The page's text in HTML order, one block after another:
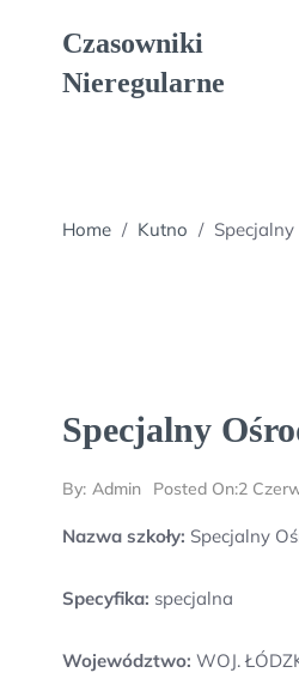
Czasowniki
Nieregularne
Home / Kutno /
Specjalny
By: Admin Posted On:2
Nazwa szkoły: Specjalny
Specyfika: specjalna
Województwo: WOJ.